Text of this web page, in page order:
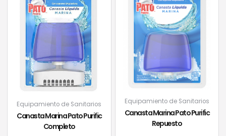
Equipamiento de Sanitarios
Canasta Marina Pato Purific
Completo
Equipamiento de Sanitarios
Canasta Marina Pato Purific
Repuesto